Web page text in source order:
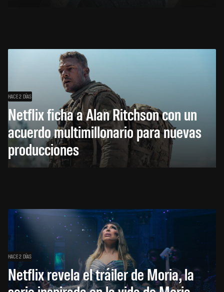
HACE 2 DÍAS
Netflix ficha a Alan Ritchson con un
acuerdo multimillonario para nuevas
producciones
HACE 2 DÍAS
Netflix revela el tráiler de Moria, la